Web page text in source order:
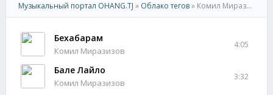
Музыкальный портал OHANG.TJ » Облако тегов» Комил Миразизов
Бехабарам
Комил Миразизов
4:05
Бале Лайло
Комил Миразизов
3:32